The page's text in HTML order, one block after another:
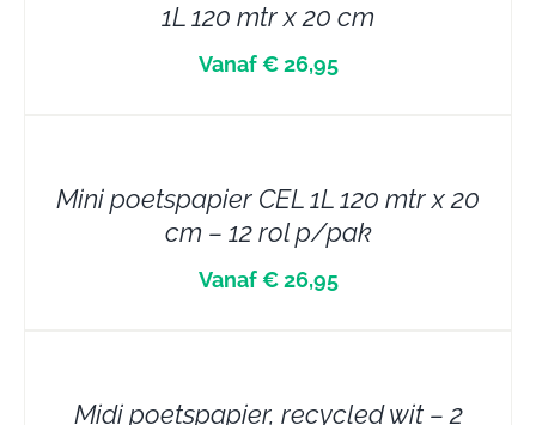
1L 120 mtr x 20 cm
Vanaf € 26,95
Mini poetspapier CEL 1L 120 mtr x 20
cm – 12 rol p/pak
Vanaf € 26,95
Midi poetspapier, recycled wit – 2